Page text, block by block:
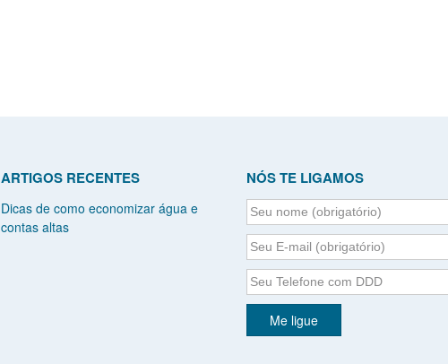
ARTIGOS RECENTES
Dicas de como economizar água e
contas altas
NÓS TE LIGAMOS